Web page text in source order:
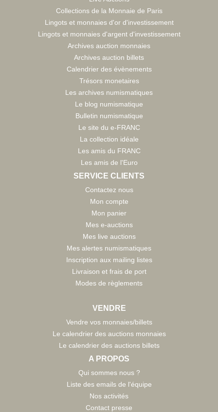
Collections de la Monnaie de Paris
Lingots et monnaies d'or d'investissement
Lingots et monnaies d'argent d'investissement
Archives auction monnaies
Archives auction billets
Calendrier des évènements
Trésors monetaires
Les archives numismatiques
Le blog numismatique
Bulletin numismatique
Le site du e-FRANC
La collection idéale
Les amis du FRANC
Les amis de l'Euro
SERVICE CLIENTS
Contactez nous
Mon compte
Mon panier
Mes e-auctions
Mes live auctions
Mes alertes numismatiques
Inscription aux mailing listes
Livraison et frais de port
Modes de règlements
VENDRE
Vendre vos monnaies/billets
Le calendrier des auctions monnaies
Le calendrier des auctions billets
A PROPOS
Qui sommes nous ?
Liste des emails de l'équipe
Nos activités
Contact presse